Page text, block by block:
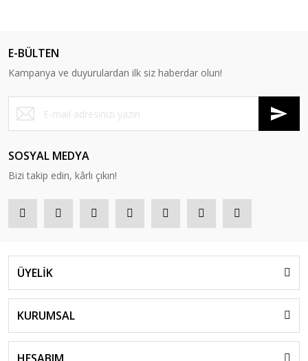
E-BÜLTEN
Kampanya ve duyurulardan ilk siz haberdar olun!
SOSYAL MEDYA
Bizi takip edin, kârlı çıkın!
ÜYELİK
KURUMSAL